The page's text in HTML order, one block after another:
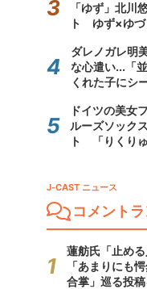
「ゆず」北川
ト ゆず×ゆづ
ダレノガレ明
な心遣い...「
くれた子にシ
ドイツの美女
ルーズソック
ト 「りくり
J-CAST ニュース
コメント
蓮舫氏「止め
「あまりにも
合掌」巡る投